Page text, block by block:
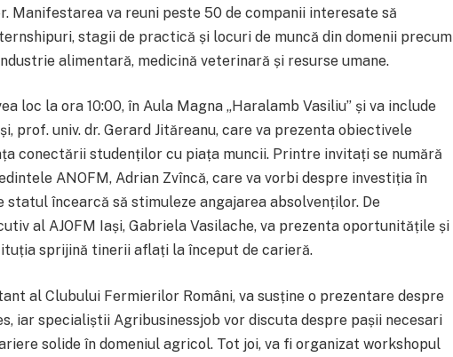
Manifestarea va reuni peste 50 de companii interesate să
stagii de practică și locuri de muncă din domenii precum
alimentară, medicină veterinară și resurse umane.
loc la ora 10:00, în Aula Magna „Haralamb Vasiliu” și va include
prof. univ. dr. Gerard Jităreanu, care va prezenta obiectivele
conectării studenților cu piața muncii. Printre invitați se numără
ANOFM, Adrian Zvîncă, care va vorbi despre investiția în
încearcă să stimuleze angajarea absolvenților. De
al AJOFM Iași, Gabriela Vasilache, va prezenta oportunitățile și
sprijină tinerii aflați la început de carieră.
al Clubului Fermierilor Români, va susține o prezentare despre
iar specialiștii Agribusinessjob vor discuta despre pașii necesari
solide în domeniul agricol. Tot joi, va fi organizat workshopul